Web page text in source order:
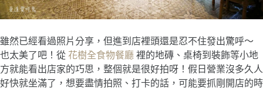
雖然已經看過照片分享，但進到店裡頭還是忍不住發出驚呼～
也太美了吧！從 花樹全食物餐廳 裡的地磚、桌椅到裝飾等小地
方就能看出店家的巧思，整個就是很好拍呀！假日營業沒多久人
好快就坐滿了，想要盡情拍照、打卡的話，可能要抓剛開店的時